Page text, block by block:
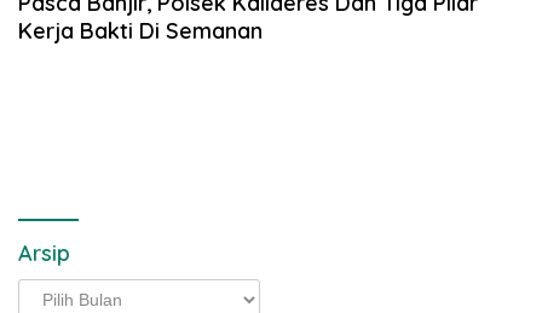
Kerja Bakti Di Semanan
Arsip
Arsip